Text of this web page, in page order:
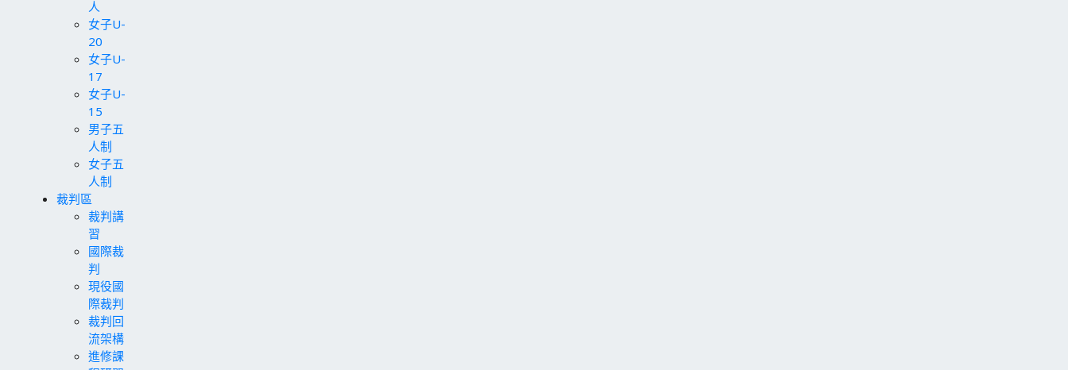
人
女子U-
20
女子U-
17
女子U-
15
男子五
人制
女子五
人制
裁判區
裁判講
習
國際裁
判
現役國
際裁判
裁判回
流架構
進修課